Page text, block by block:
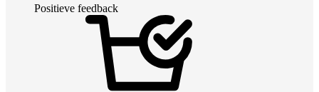
Positieve feedback